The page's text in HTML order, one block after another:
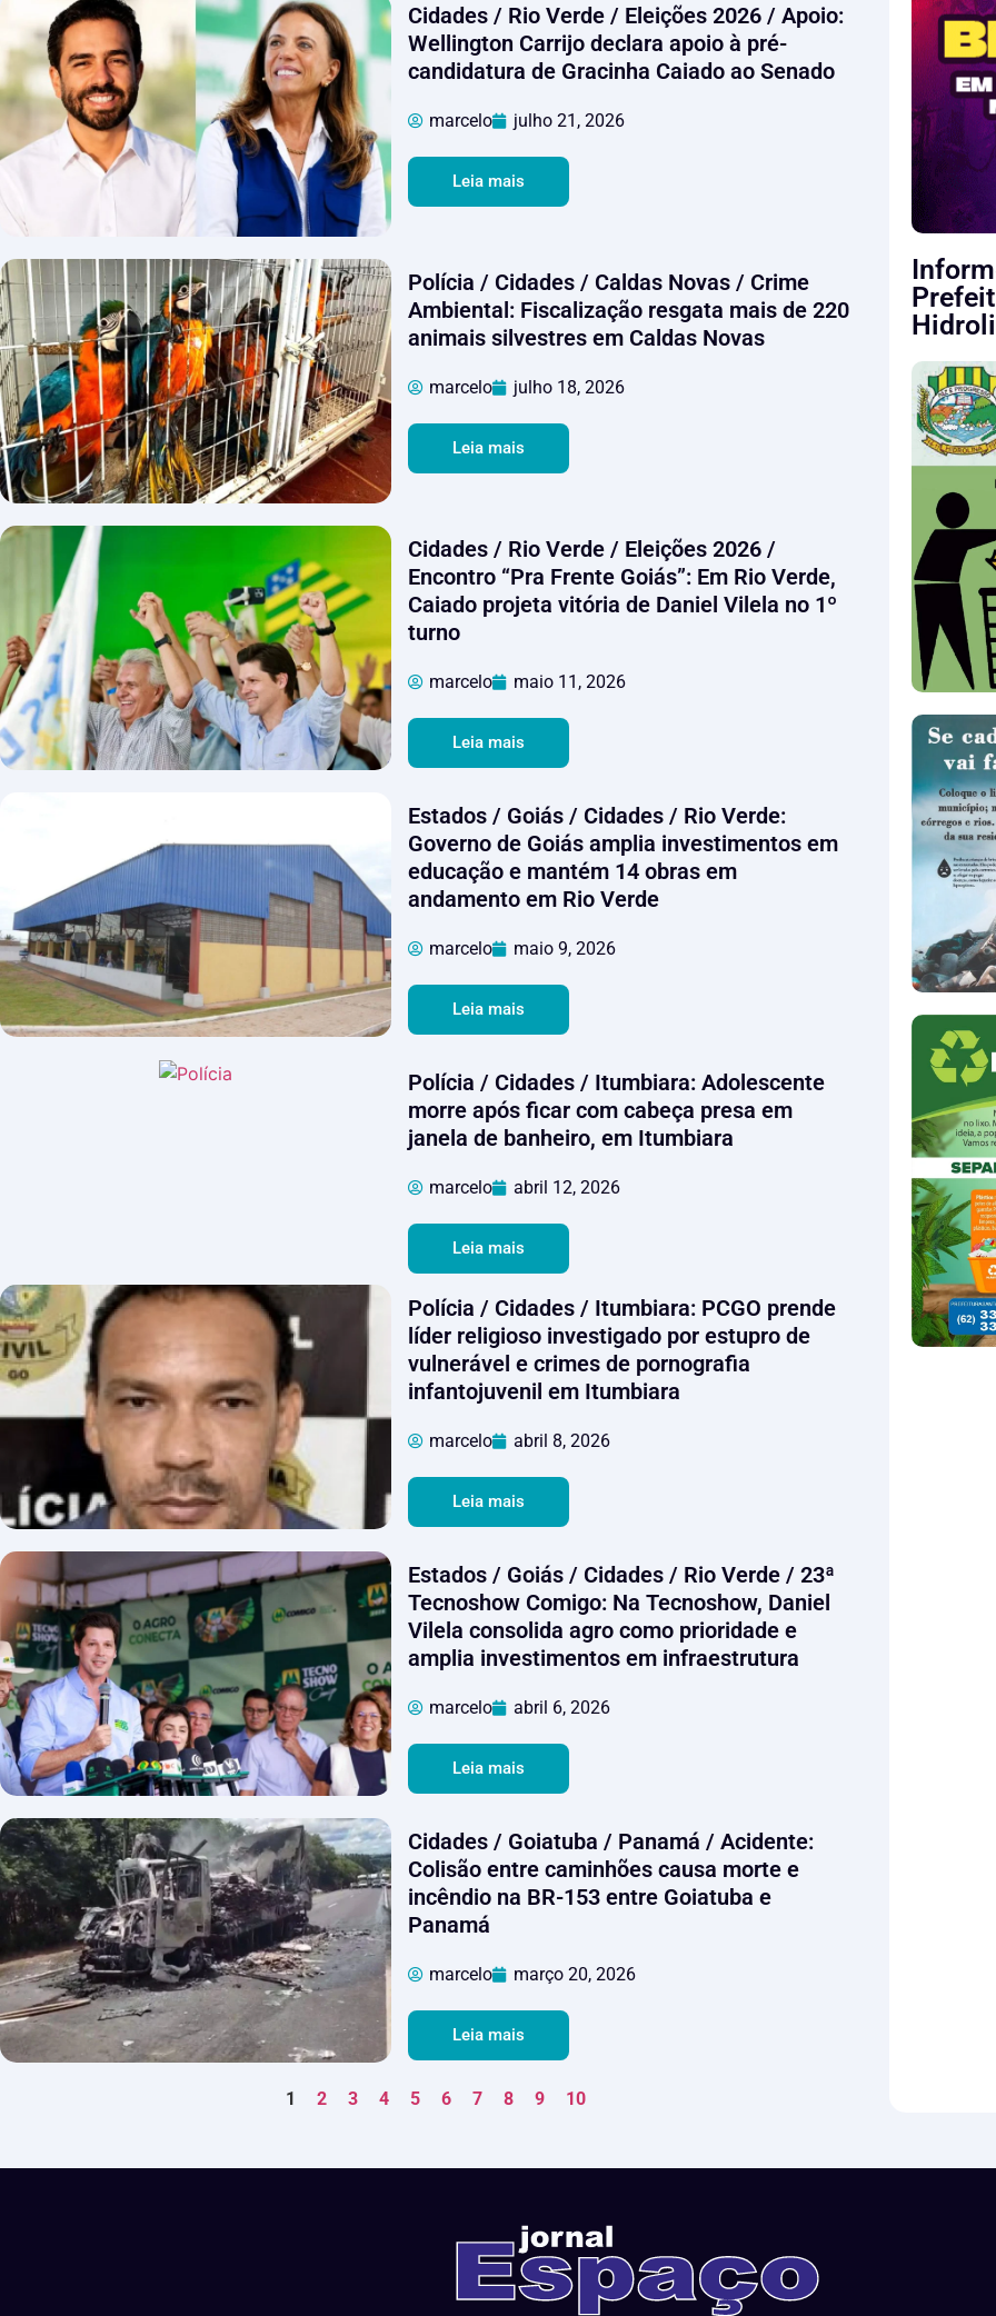
Cidades / Rio Verde / Eleições 2026 / Apoio:
Wellington Carrijo declara apoio à pré-
candidatura de Gracinha Caiado ao Senado
marcelo julho 21, 2026
Leia mais
Polícia / Cidades / Caldas Novas / Crime
Ambiental: Fiscalização resgata mais de 220
animais silvestres em Caldas Novas
marcelo julho 18, 2026
Leia mais
Cidades / Rio Verde / Eleições 2026 /
Encontro “Pra Frente Goiás”: Em Rio Verde,
Caiado projeta vitória de Daniel Vilela no 1º
turno
marcelo maio 11, 2026
Leia mais
Estados / Goiás / Cidades / Rio Verde:
Governo de Goiás amplia investimentos em
educação e mantém 14 obras em
andamento em Rio Verde
marcelo maio 9, 2026
Leia mais
Polícia / Cidades / Itumbiara: Adolescente
morre após ficar com cabeça presa em
janela de banheiro, em Itumbiara
marcelo abril 12, 2026
Leia mais
Polícia / Cidades / Itumbiara: PCGO prende
líder religioso investigado por estupro de
vulnerável e crimes de pornografia
infantojuvenil em Itumbiara
marcelo abril 8, 2026
Leia mais
Estados / Goiás / Cidades / Rio Verde / 23ª
Tecnoshow Comigo: Na Tecnoshow, Daniel
Vilela consolida agro como prioridade e
amplia investimentos em infraestrutura
marcelo abril 6, 2026
Leia mais
Cidades / Goiatuba / Panamá / Acidente:
Colisão entre caminhões causa morte e
incêndio na BR-153 entre Goiatuba e
Panamá
marcelo março 20, 2026
Leia mais
1 2 3 4 5 6 7 8 9 10